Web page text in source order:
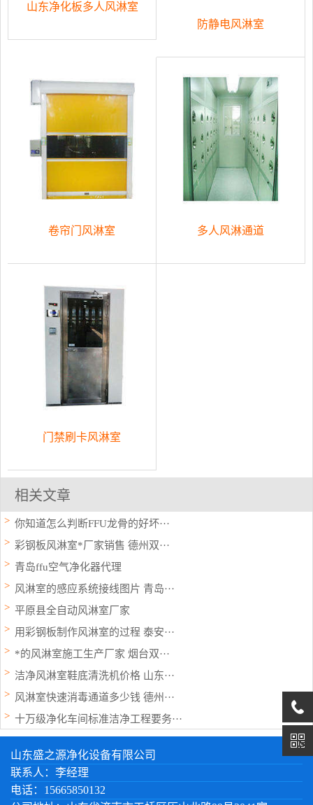
山东净化板多人风淋室
防静电风淋室
卷帘门风淋室 多人风淋通道
门禁刷卡风淋室
相关文章
你知道怎么判断FFU龙骨的好坏···
彩钢板风淋室*厂家销售 德州双···
青岛ffu空气净化器代理
风淋室的感应系统接线图片 青岛···
平原县全自动风淋室厂家
用彩钢板制作风淋室的过程 泰安···
*的风淋室施工生产厂家 烟台双···
洁净风淋室鞋底清洗机价格 山东···
风淋室快速消毒通道多少钱 德州···
十万级净化车间标准洁净工程要务···
山东盛之源净化设备有限公司
联系人：李经理
电话：15665850132